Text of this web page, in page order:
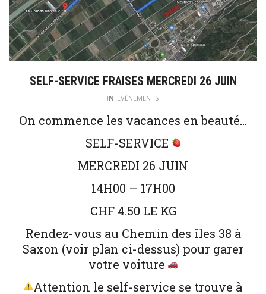
SELF-SERVICE FRAISES MERCREDI 26 JUIN
IN EVÈNEMENTS
On commence les vacances en beauté…
SELF-SERVICE
MERCREDI 26 JUIN
14H00 – 17H00
CHF 4.50 LE KG
Rendez-vous au Chemin des îles 38 à
Saxon (voir plan ci-dessus) pour garer
votre voiture
Attention le self-service se trouve à